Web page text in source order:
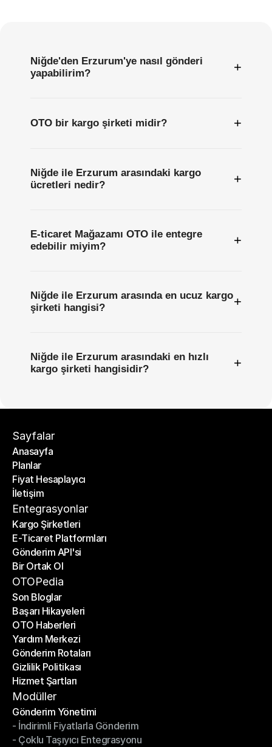
Niğde'den Erzurum'ye nasıl gönderi
yapabilirim?
+
OTO bir kargo şirketi midir? +
Niğde ile Erzurum arasındaki kargo
ücretleri nedir?
+
E-ticaret Mağazamı OTO ile entegre
edebilir miyim?
+
Niğde ile Erzurum arasında en ucuz kargo
şirketi hangisi?
+
Niğde ile Erzurum arasındaki en hızlı
kargo şirketi hangisidir?
+
Sayfalar
Anasayfa
Anasayfa
Planlar
Planlar
Fiyat Hesaplayıcı
Fiyat Hesaplayıcı
İletişim
İletişim
Entegrasyonlar
Kargo Şirketleri
Kargo Şirketleri
E-Ticaret Platformları
E-Ticaret Platformları
Gönderim API'si
Gönderim API'si
Bir Ortak Ol
Bir Ortak Ol
OTOPedia
Son Bloglar
Son Bloglar
Başarı Hikayeleri
Başarı Hikayeleri
OTO Haberleri
OTO Haberleri
Yardım Merkezi
Yardım Merkezi
Gönderim Rotaları
Gönderim Rotaları
Gizlilik Politikası
Gizlilik Politikası
Hizmet Şartları
Hizmet Şartları
Modüller
Gönderim Yönetimi
Gönderim Yönetimi
- İndirimli Fiyatlarla Gönderim
- İndirimli Fiyatlarla Gönderim
- Çoklu Taşıyıcı Entegrasyonu